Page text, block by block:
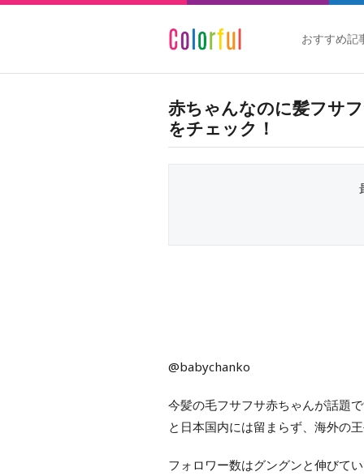
おすすめ記
赤ちゃんなのに髪フサ
をチェック！
@babychanko
今髪の毛フサフサ赤ちゃんが話題
と日本国内には留まらず、海外の
フォロワー数はグングンと伸びて